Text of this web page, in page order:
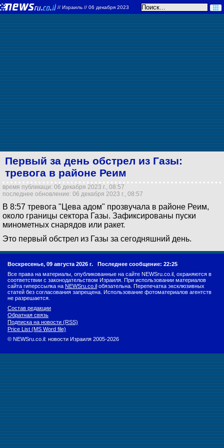
// Израиль // 06 декабря 2023
Первый за день обстрел из Газы:
тревога в районе Реим
время публикаци: 06 декабря 2023 г., 08:57
последнее обновление: 06 декабря 2023 г., 08:57
В 8:57 тревога "Цева адом" прозвучала в районе Реим,
около границы сектора Газы. Зафиксированы пуски
минометных снарядов или ракет.
Это первый обстрел из Газы за сегодняшний день.
Воскресенье, 09 августа 2026 г. Последнее сообщение: 22:25
Все права на материалы, опубликованные на сайте NEWSru.co.il, охраняются в
соответствии с законодательством Израиля. При использовании материалов
сайта гиперссылка на NEWSru.co.il обязательна. Перепечатка эксклюзивных
статей без согласования запрещена. Использование фотоматериалов агентств
не разрешается.
Состав редакции
Обратная связь
Подписка на новости (RSS)
Price List (MS Word file)
© NEWSru.co.il: новости Израиля 2005-2026